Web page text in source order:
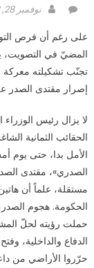
نوفمبر 28, 2018Author
على رغم أن فرص
المضيّ في التصويت،
تجنّب تشكيلته معركة
إصرار مقتدى الصدر
لا يزال رئيس
الحقائب الثمانية
الأمل بدا، حتى يوم
الصدري»، مقتدى
مستقلة، علماً أن
الحكومة. هجوم
حملت رؤيته لحلّ
الدفاع والداخلية،
حرّروا الأراضي من